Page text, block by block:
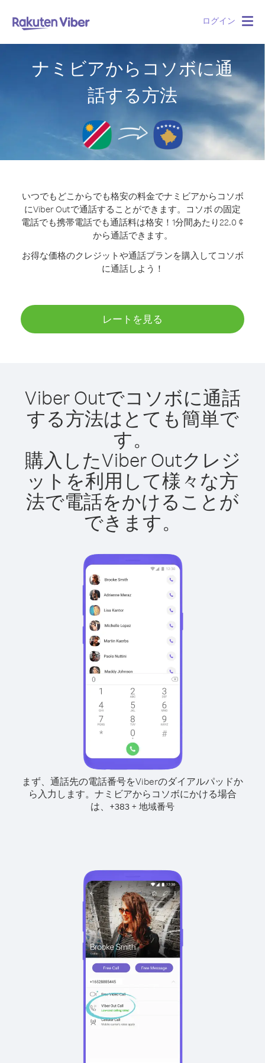
ログイン
ナミビアからコソボに通
話する方法
いつでもどこからでも格安の料金でナミビアからコソボ
にViber Outで通話することができます。
コソボ の固定
電話でも携帯電話でも通話料は格安！1分間あたり22.0 ¢
から通話できます。
お得な価格のクレジットや通話プランを購入してコソボ
に通話しよう！
レートを見る
Viber Outでコソボに通話
する方法はとても簡単で
す。
購入したViber Outクレジ
ットを利用して様々な方
法で電話をかけることが
できます。
まず、通話先の電話番号をViberのダイアルパッドか
ら入力します。 ナミビアからコソボにかける場合
は、 +383 + 地域番号